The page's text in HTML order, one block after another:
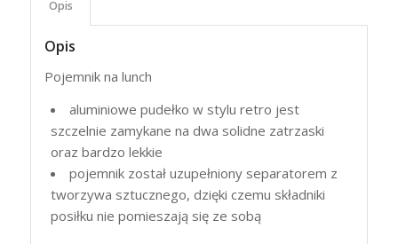
Opis
Opis
Pojemnik na lunch
aluminiowe pudełko w stylu retro jest
szczelnie zamykane na dwa solidne zatrzaski
oraz bardzo lekkie
pojemnik został uzupełniony separatorem z
tworzywa sztucznego, dzięki czemu składniki
posiłku nie pomieszają się ze sobą